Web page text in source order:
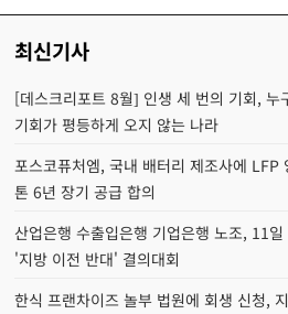
최신기사
[데스크리포트 8월] 인생 세 번의 기회, 누
기회가 평등하게 오지 않는 나라
포스코퓨처엠, 국내 배터리 제조사에 LFP
톤 6년 장기 공급 합의
산업은행 수출입은행 기업은행 노조, 11일
'지방 이전 반대' 결의대회
한식 프랜차이즈 놀부 법원에 회생 신청,